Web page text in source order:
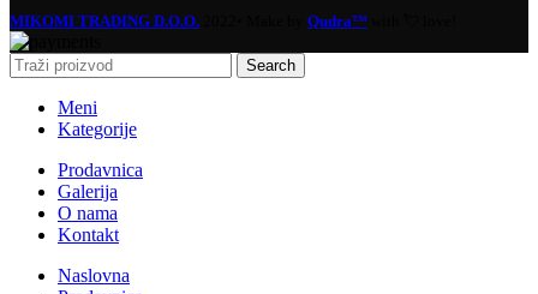
MIKOMI TRADING D.O.O. Qudra™
Search
Meni
Kategorije
Prodavnica
Galerija
O nama
Kontakt
Naslovna